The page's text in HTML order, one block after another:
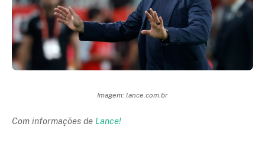
Imagem: lance.com.br
Com informações de Lance!